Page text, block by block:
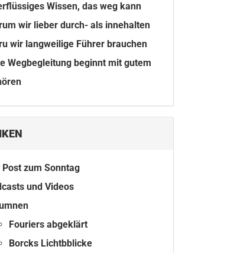
Wissen, das weg kann
wir lieber durch- als innehalten
wir langweilige Führer brauchen
Wegbegleitung beginnt mit gutem
Post zum Sonntag
und Videos
Fouriers abgeklärt
Borcks Lichtbblicke